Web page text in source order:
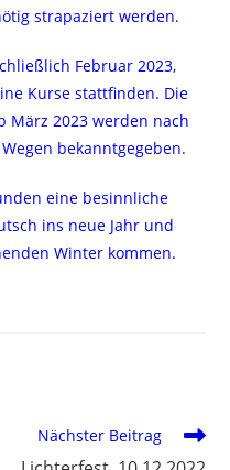
strapaziert werden.
Februar 2023,
Kurse stattfinden. Die
März 2023 werden nach
bekanntgegeben.
eine besinnliche
ins neue Jahr und
Winter kommen.
Nächster Beitrag